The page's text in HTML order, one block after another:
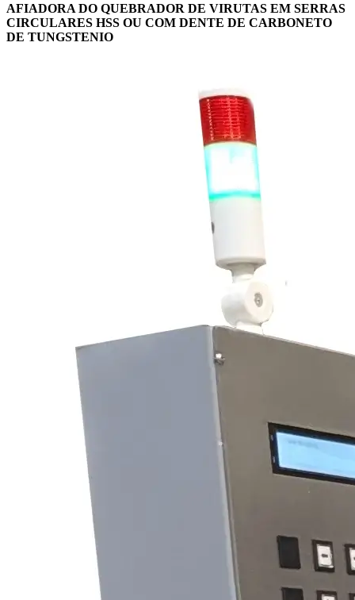
AFIADORA DO QUEBRADOR DE VIRUTAS EM SERRAS
CIRCULARES HSS OU COM DENTE DE CARBONETO
DE TUNGSTENIO